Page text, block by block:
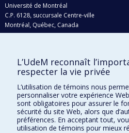
Université de Montréal
C.P. 6128, succursale Centre-ville
Montréal, Québec, Canada
H3C 3J7
Qui fait quoi?
Nous trouver
Plan du site
Accessibilité
L’UdeM reconnaît
respecter la vie privée
L’utilisation de témoins nous
personnaliser votre expérience
sont obligatoires pour assurer le
sécurité du site Web, alors que
préférences. En acceptant tout,
utilisation de témoins pour mieux